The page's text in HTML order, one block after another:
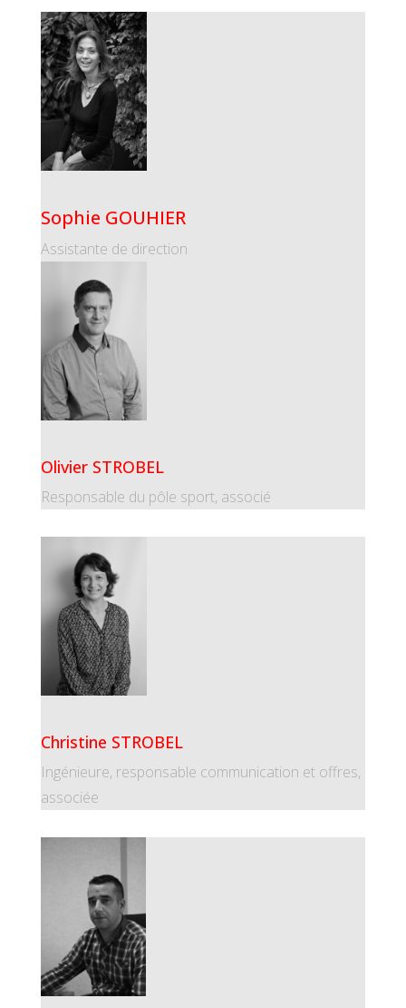
Sophie GOUHIER
Assistante de direction
Olivier STROBEL
Responsable du pôle sport, associé
Christine STROBEL
Ingénieure, responsable communication et offres,
associée